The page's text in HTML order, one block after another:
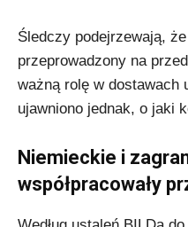
Śledczy podejrzewają,
przeprowadzony na
ważną rolę w dostawach
ujawniono jednak, o jaki
Niemieckie i
współpracowały